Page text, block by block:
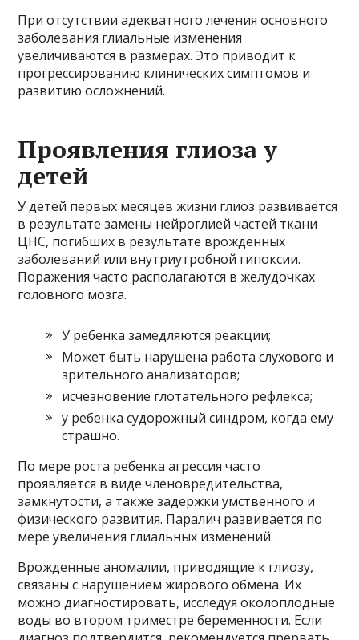
При отсутствии адекватного лечения основного
заболевания глиальные изменения
увеличиваются в размерах. Это приводит к
прогрессированию клинических симптомов и
развитию осложнений.
Проявления глиоза у
детей
У детей первых месяцев жизни глиоз развивается
в результате замены нейроглией частей ткани
ЦНС, погибших в результате врожденных
заболеваний или внутриутробной гипоксии.
Поражения часто располагаются в желудочках
головного мозга.
У ребенка замедляются реакции;
Может быть нарушена работа слухового и
зрительного анализаторов;
исчезновение глотательного рефлекса;
у ребенка судорожный синдром, когда ему
страшно.
По мере роста ребенка агрессия часто
проявляется в виде членовредительства,
замкнутости, а также задержки умственного и
физического развития. Паралич развивается по
мере увеличения глиальных изменений.
Врожденные аномалии, приводящие к глиозу,
связаны с нарушением жирового обмена. Их
можно диагностировать, исследуя околоплодные
воды во втором триместре беременности. Если